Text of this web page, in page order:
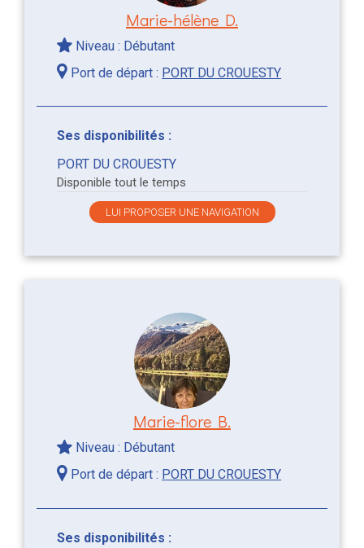
Marie-hélène D.
Niveau : Débutant
Port de départ : PORT DU CROUESTY
Ses disponibilités :
PORT DU CROUESTY
Disponible tout le temps
LUI PROPOSER UNE NAVIGATION
Marie-flore B.
Niveau : Débutant
Port de départ : PORT DU CROUESTY
Ses disponibilités :